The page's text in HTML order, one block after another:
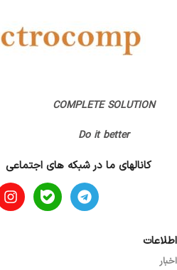
COMPLETE SOLUTION
Do it better
کانالهای ما در شبکه های اجتماعی
اطلاعات
اخبار